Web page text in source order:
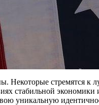
Некоторые стремятся
стабильной
уникальную